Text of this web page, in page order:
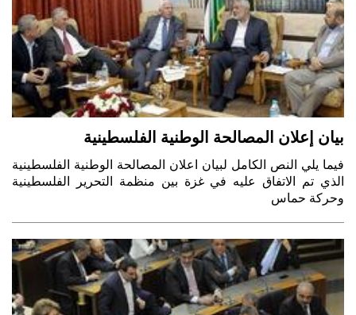
بيان إعلان المصالحة الوطنية الفلسطينية
فيما يلي النص الكامل لبيان اعلان المصالحة الوطنية الفلسطينية
الذي تم الاتفاق عليه في غزة بين منظمة التحرير الفلسطينية
وحركة حماس